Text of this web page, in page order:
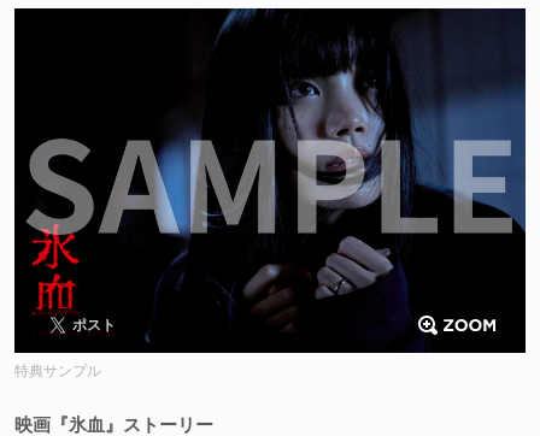
ポスト
特典サンプル
映画『氷血』ストーリー